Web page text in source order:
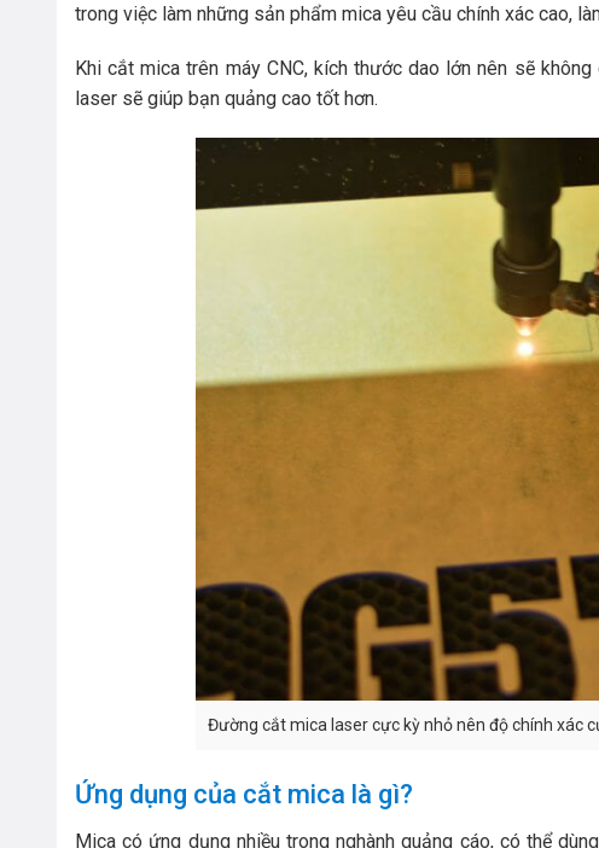
trong việc làm những sản phẩm mica yêu cầu chính xác cao,
Khi cắt mica trên máy CNC, kích thước dao lớn nên sẽ
laser sẽ giúp bạn quảng cao tốt hơn.
Đường cắt mica laser cực kỳ nhỏ nên độ chính xác
Ứng dụng của cắt mica là gì?
Mica có ứng dụng nhiều trong nghành quảng cáo, có thể